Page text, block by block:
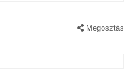
Megosztás